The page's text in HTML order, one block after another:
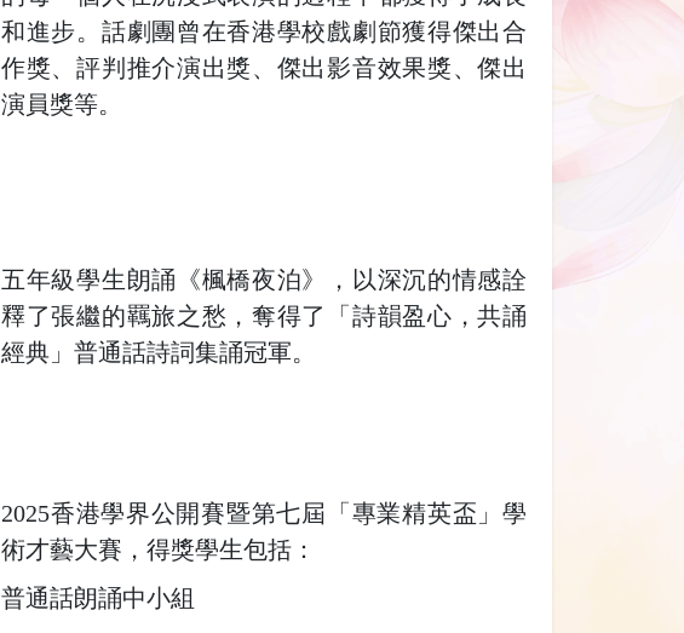
和進步。話劇團曾在香港學校戲劇節獲得傑出合
作獎、評判推介演出獎、傑出影音效果獎、傑出
演員獎等。
五年級學生朗誦《楓橋夜泊》，以深沉的情感詮
釋了張繼的羈旅之愁，奪得了「詩韻盈心，共誦
經典」普通話詩詞集誦冠軍。
2025香港學界公開賽暨第七屆「專業精英盃」學
術才藝大賽，得獎學生包括：
普通話朗誦中小組